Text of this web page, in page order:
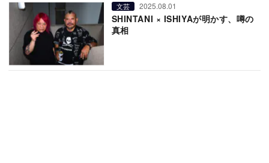
文芸 2025.08.01
SHINTANI × ISHIYAが明かす、噂の
真相